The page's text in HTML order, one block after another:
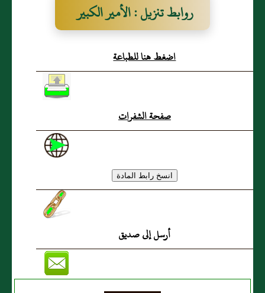
روابط تنزيل : الأمير الكبير
ملك العرب
اضغط هنا للطباعة
صفحة الشفرات
أرسل إلى صديق